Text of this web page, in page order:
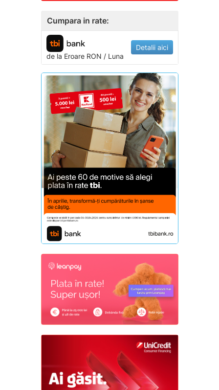
Cumpara in rate:
de la EroareRON / Luna
Detalii aici